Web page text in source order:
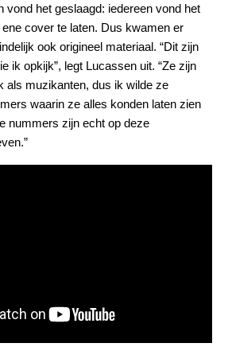
vond het geslaagd: iedereen vond het
cover te laten. Dus kwamen er
ook origineel materiaal. “Dit zijn
ik opkijk”, legt Lucassen uit. “Ze zijn
als muzikanten, dus ik wilde ze
waarin ze alles konden laten zien
nummers zijn echt op deze